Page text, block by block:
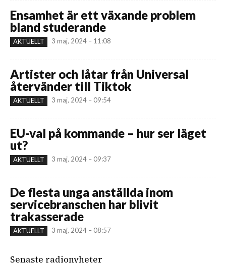
Ensamhet är ett växande problem
bland studerande
AKTUELLT 3 maj, 2024 – 11:08
Artister och låtar från Universal
återvänder till Tiktok
AKTUELLT 3 maj, 2024 – 09:54
EU-val på kommande – hur ser läget
ut?
AKTUELLT 3 maj, 2024 – 09:37
De flesta unga anställda inom
servicebranschen har blivit
trakasserade
AKTUELLT 3 maj, 2024 – 08:57
Senaste radionyheter